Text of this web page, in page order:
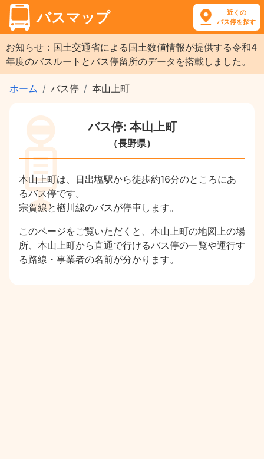
バスマップ
近くの
バス停を探す
お知らせ：国土交通省による国土数値情報が提供する令和4
年度のバスルートとバス停留所のデータを搭載しました。
ホーム バス停 本山上町
バス停: 本山上町
（長野県）
本山上町は、日出塩駅から徒歩約16分のところにあ
るバス停です。
宗賀線と楢川線のバスが停車します。
このページをご覧いただくと、本山上町の地図上の場
所、本山上町から直通で行けるバス停の一覧や運行す
る路線・事業者の名前が分かります。